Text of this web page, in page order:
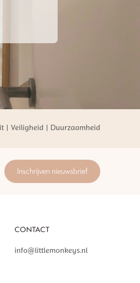
| Veiligheid | Duurzaamheid
Inschrijven nieuwsbrief
CONTACT
info@littlemonkeys.nl